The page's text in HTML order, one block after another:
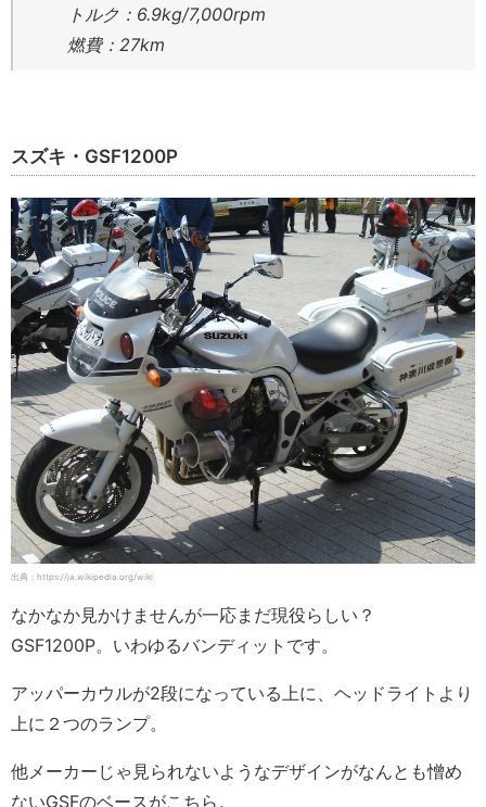
トルク：6.9kg/7,000rpm
燃費：27km
スズキ・GSF1200P
出典：https://ja.wikipedia.org/wiki
なかなか見かけませんが一応まだ現役らしい？
GSF1200P。いわゆるバンディットです。
アッパーカウルが2段になっている上に、ヘッドライトより
上に２つのランプ。
他メーカーじゃ見られないようなデザインがなんとも憎め
ないGSFのベースがこちら。